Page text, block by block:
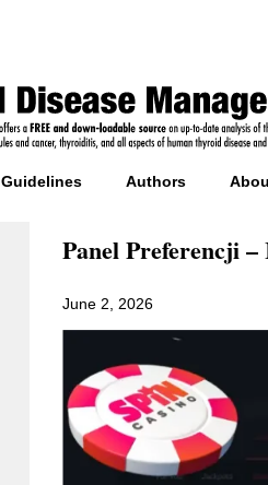
Guidelines Authors
Panel Preferencji
June 2, 2026